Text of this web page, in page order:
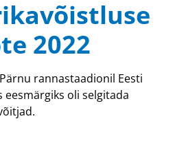
2022
rannastaadionil Eesti
eesmärgiks oli selgitada